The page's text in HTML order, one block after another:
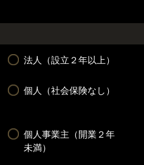
法人（設立２年以上）
個人（社会保険なし）
個人事業主（開業２年
未満）